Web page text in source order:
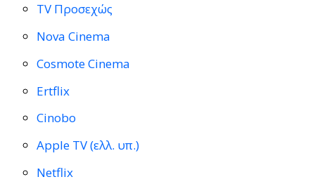
TV Προσεχώς
Nova Cinema
Cosmote Cinema
Ertflix
Cinobo
Apple TV (ελλ. υπ.)
Netflix